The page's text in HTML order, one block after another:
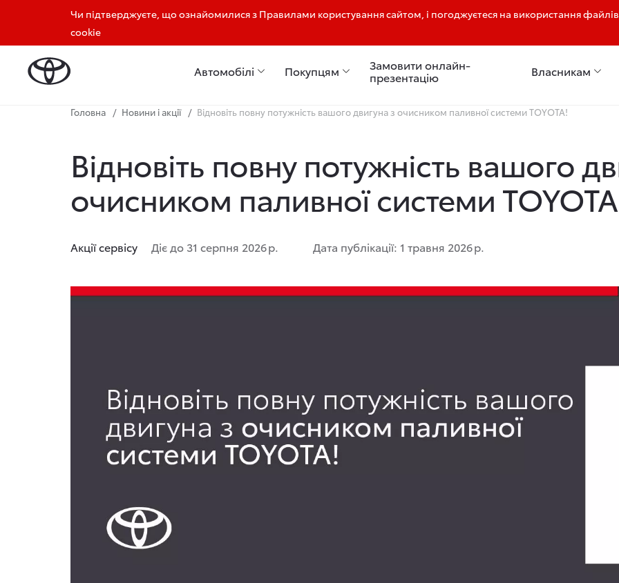
Чи підтверджуєте, що ознайомилися з Правилами користування сайтом, і погоджуєтеся на використання файлів
cookie
+380 52 221 10 00 +380 50 767 00 01 Тойота Центр Кропивницький пр.Університетський 3а
Автомобілі Покупцям Замовити онлайн-
презентацію Власникам
Головна Новини і акції Відновіть повну потужність вашого двигуна з очисником паливної системи TOYOTA!
Відновіть повну потужність вашого
очисником паливної системи
Акції сервісу Діє до 31 серпня 2026 р. Дата публікації: 1 травня 2026 р.